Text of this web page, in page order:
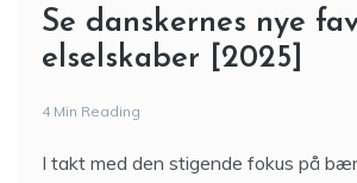
Se danskernes nye
elselskaber [2025]
4 Min Reading
I takt med den stigende fokus på